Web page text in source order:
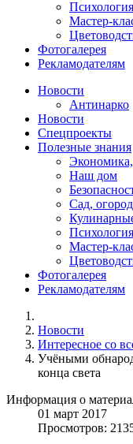
Психология
Мастер-
Фотогалерея
Рекламодателям
Новости
Антинарко
Новости
Спецпроекты
Полезные знания
Наш дом
Сад, огород
Психология
Мастер-
Фотогалерея
Рекламодателям
Новости
Интересное со
Учёными
конца света
Информация о
01 март 2017
Просмотров: